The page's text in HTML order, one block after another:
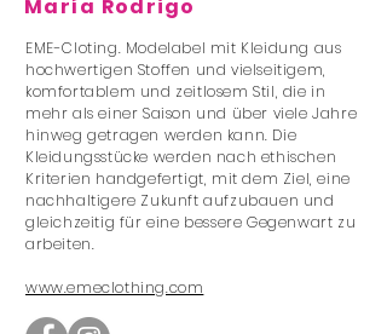
María Rodrigo
EME-Cloting. Modelabel mit Kleidung aus
hochwertigen Stoffen und vielseitigem,
komfortablem und zeitlosem Stil, die in
mehr als einer Saison und über viele Jahre
hinweg getragen werden kann. Die
Kleidungsstücke werden nach ethischen
Kriterien handgefertigt, mit dem Ziel, eine
nachhaltigere Zukunft aufzubauen und
gleichzeitig für eine bessere Gegenwart zu
arbeiten.
www.emeclothing.com